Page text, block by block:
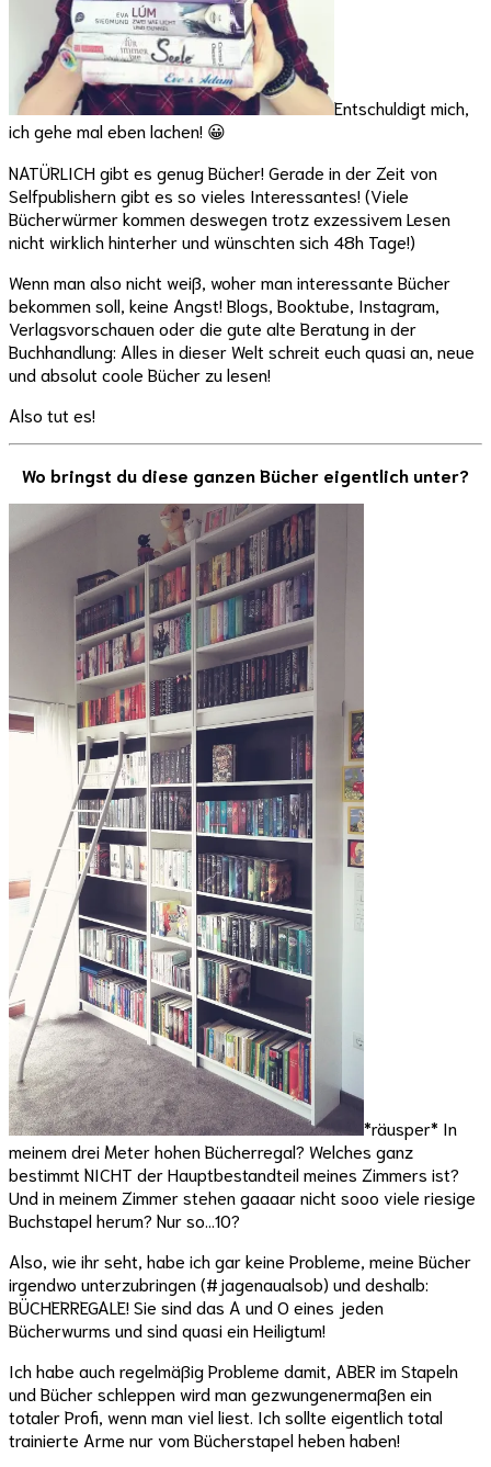
Entschuldigt mich,
ich gehe mal eben lachen! 😀
NATÜRLICH gibt es genug Bücher! Gerade in der Zeit von
Selfpublishern gibt es so vieles Interessantes! (Viele
Bücherwürmer kommen deswegen trotz exzessivem Lesen
nicht wirklich hinterher und wünschten sich 48h Tage!)
Wenn man also nicht weiß, woher man interessante Bücher
bekommen soll, keine Angst! Blogs, Booktube, Instagram,
Verlagsvorschauen oder die gute alte Beratung in der
Buchhandlung: Alles in dieser Welt schreit euch quasi an, neue
und absolut coole Bücher zu lesen!
Also tut es!
Wo bringst du diese ganzen Bücher eigentlich unter?
*räusper* In
meinem drei Meter hohen Bücherregal? Welches ganz
bestimmt NICHT der Hauptbestandteil meines Zimmers ist?
Und in meinem Zimmer stehen gaaaar nicht sooo viele riesige
Buchstapel herum? Nur so…10?
Also, wie ihr seht, habe ich gar keine Probleme, meine Bücher
irgendwo unterzubringen (#jagenaualsob) und deshalb:
BÜCHERREGALE! Sie sind das A und O eines jeden
Bücherwurms und sind quasi ein Heiligtum!
Ich habe auch regelmäßig Probleme damit, ABER im Stapeln
und Bücher schleppen wird man gezwungenermaßen ein
totaler Profi, wenn man viel liest. Ich sollte eigentlich total
trainierte Arme nur vom Bücherstapel heben haben!